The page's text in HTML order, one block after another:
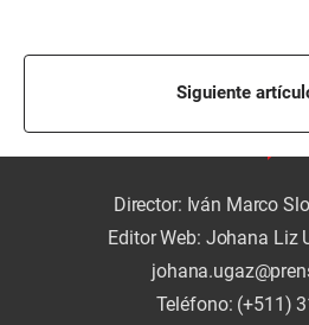
Siguiente
Director: Iván Marco
Editor Web: Johana Liz
Teléfono: (+511)